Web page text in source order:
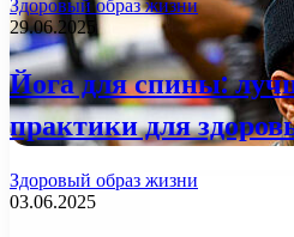
Здоровый образ жизни
29.06.2025
Йога для спины:
практики для
Здоровый образ жизни
03.06.2025